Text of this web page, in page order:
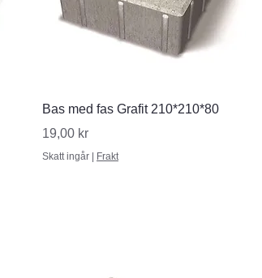
Snabbvisning
Bas med fas Grafit 210*210*80
Pris
19,00 kr
Skatt ingår | Frakt